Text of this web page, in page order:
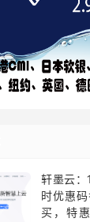
轩墨云：
时优惠
买，特